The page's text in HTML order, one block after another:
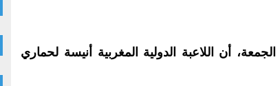
الجمعة، أن اللاعبة الدولية المغربية أنيسة لحماري